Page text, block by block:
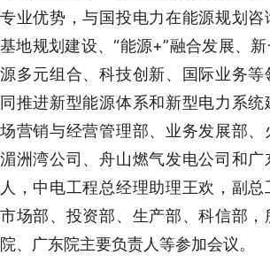
专业优势，与国投电力在能源规划咨
基地规划建设、“能源+”融合发展、
源多元组合、科技创新、国际业务
同推进新型能源体系和新型电力系
场营销与经营管理部、业务发展部、
湄洲湾公司、舟山燃气发电公司和
人，中电工程总经理助理王欢，副总
市场部、投资部、生产部、科信部
院、广东院主要负责人等参加会议。